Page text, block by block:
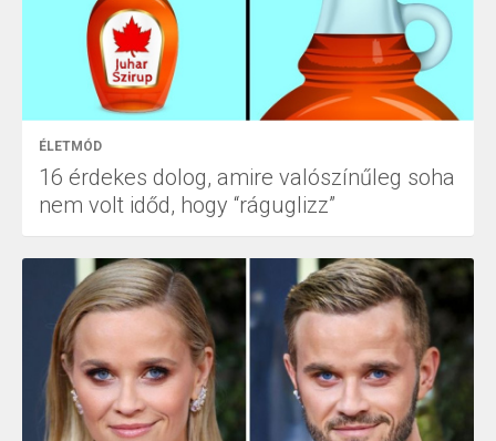
ÉLETMÓD
16 érdekes dolog, amire valószínűleg soha
nem volt időd, hogy “ráguglizz”